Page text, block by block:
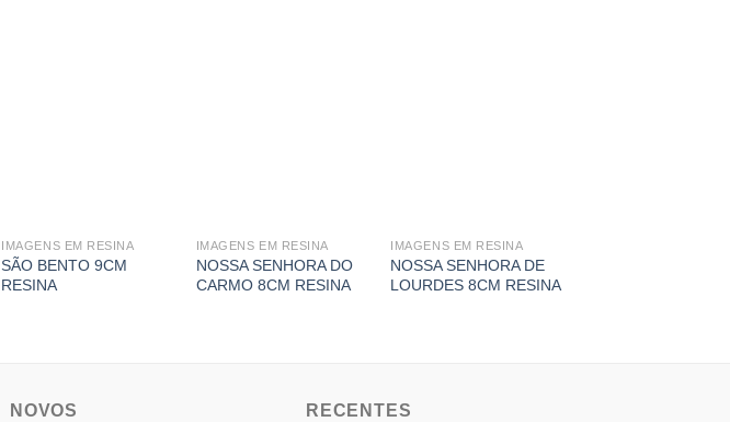
IMAGENS EM RESINA
SÃO BENTO 9CM
RESINA
IMAGENS EM RESINA
NOSSA SENHORA DO
CARMO 8CM RESINA
IMAGENS EM RESINA
NOSSA SENHORA DE
LOURDES 8CM RESINA
NOVOS RECENTES